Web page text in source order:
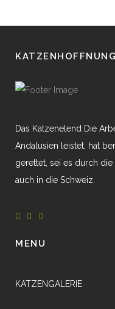
KATZENHOFFNUNG
Das Katzenelend Die
Andalusien leistet, hat
gerettet, sei es durch
auch in die Schweiz.
MENU
KATZENGALERIE